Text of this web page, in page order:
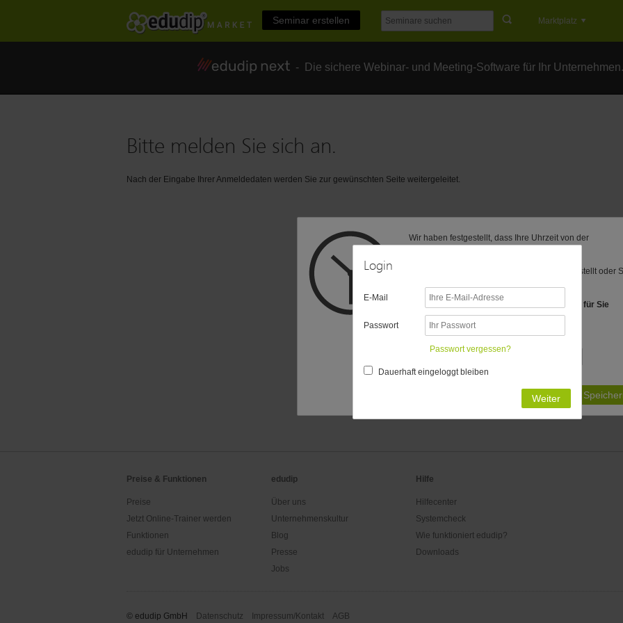
Seminar erstellen Marktplatz
Login
E-Mail
Passwort
Passwort vergessen?
Dauerhaft eingeloggt bleiben
Weiter
- Die sichere Webinar- und Meeting-Software für Ihr Unternehmen.
Bitte melden Sie sich an.
Nach der Eingabe Ihrer Anmeldedaten werden Sie zur gewünschten Seite weitergeleitet.
Preise & Funktionen
Preise
Jetzt Online-Trainer werden
Funktionen
edudip für Unternehmen
edudip
Über uns
Unternehmenskultur
Blog
Presse
Jobs
Hilfe
Hilfecenter
Systemcheck
Wie funktioniert edudip?
Downloads
© edudip GmbH Datenschutz Impressum/Kontakt AGB
Wir haben festgestellt, dass Ihre Uhrzeit von der
Vielleicht ist Ihre Computer-Uhr anders eingestellt oder
Folgende Zeitzonen haben wir als Vorschlag für Sie
bestimmt:
Passende Zeitzonen
Ist Ihre Zeitzone nicht aufgeführt?